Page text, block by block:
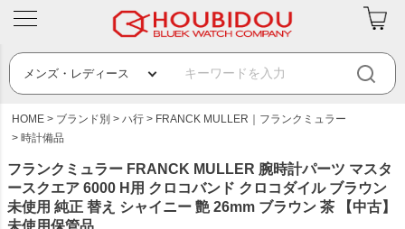
HOME ブランド別 ハ行
FRANCK MULLER｜フランクミュラー
時計備品
フランクミュラー FRANCK MULLER 腕時計パーツ マスタ
ースクエア 6000 H用 クロコバンド クロコダイル ブラウン
未使用 純正 替え シャイニー 艶 26mm ブラウン 茶 【中古】
未使用保管品